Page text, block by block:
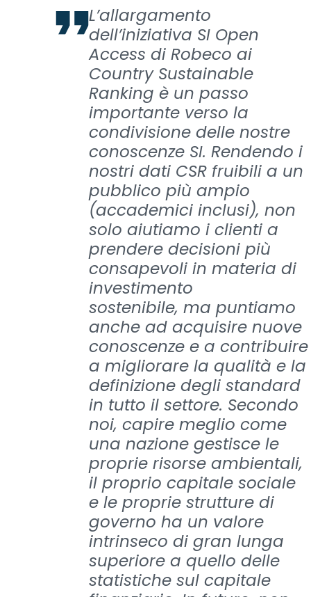
L’allargamento
dell’iniziativa SI Open
Access di Robeco ai
Country Sustainable
Ranking è un passo
importante verso la
condivisione delle nostre
conoscenze SI. Rendendo i
nostri dati CSR fruibili a un
pubblico più ampio
(accademici inclusi), non
solo aiutiamo i clienti a
prendere decisioni più
consapevoli in materia di
investimento
sostenibile, ma puntiamo
anche ad acquisire nuove
conoscenze e a contribuire
a migliorare la qualità e la
definizione degli standard
in tutto il settore. Secondo
noi, capire meglio come
una nazione gestisce le
proprie risorse ambientali,
il proprio capitale sociale
e le proprie strutture di
governo ha un valore
intrinseco di gran lunga
superiore a quello delle
statistiche sul capitale